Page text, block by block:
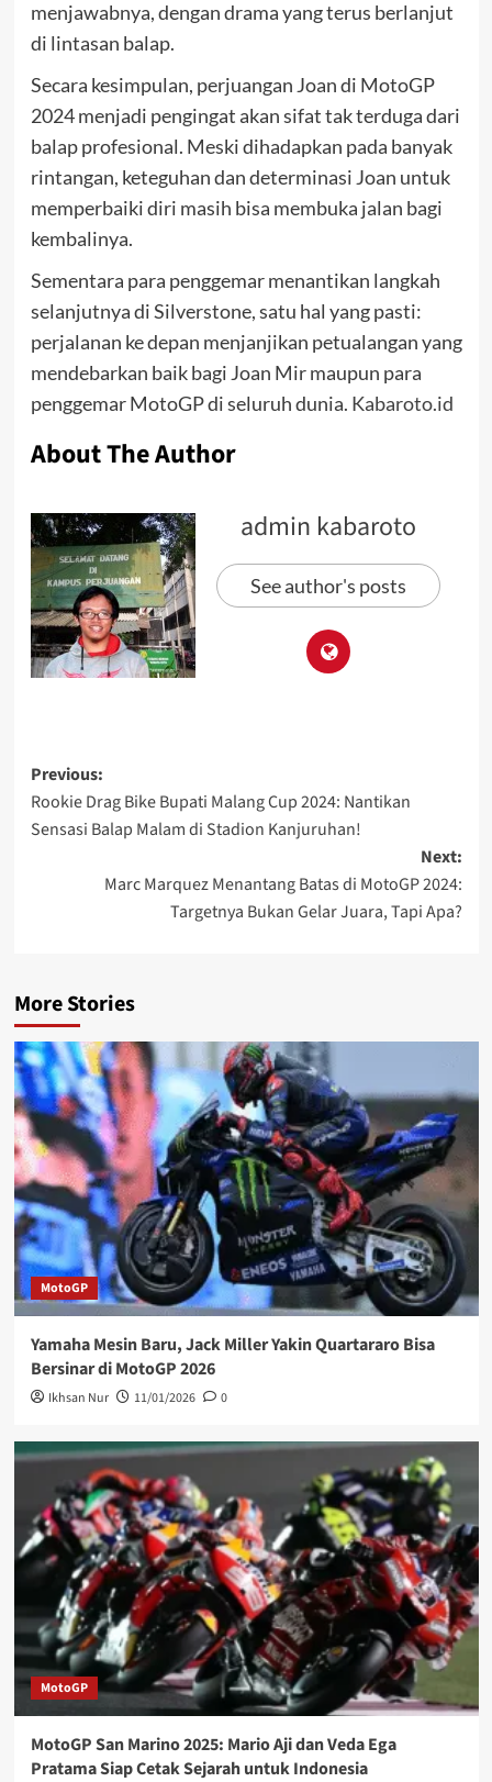
menjawabnya, dengan drama yang terus berlanjut
di lintasan balap.
Secara kesimpulan, perjuangan Joan di MotoGP
2024 menjadi pengingat akan sifat tak terduga dari
balap profesional. Meski dihadapkan pada banyak
rintangan, keteguhan dan determinasi Joan untuk
memperbaiki diri masih bisa membuka jalan bagi
kembalinya.
Sementara para penggemar menantikan langkah
selanjutnya di Silverstone, satu hal yang pasti:
perjalanan ke depan menjanjikan petualangan yang
mendebarkan baik bagi Joan Mir maupun para
penggemar MotoGP di seluruh dunia. Kabaroto.id
About The Author
admin kabaroto
See author's posts
Previous:
Rookie Drag Bike Bupati Malang Cup 2024: Nantikan
Sensasi Balap Malam di Stadion Kanjuruhan!
Next:
Marc Marquez Menantang Batas di MotoGP 2024:
Targetnya Bukan Gelar Juara, Tapi Apa?
More Stories
MotoGP
Yamaha Mesin Baru, Jack Miller Yakin Quartararo Bisa
Bersinar di MotoGP 2026
Ikhsan Nur 11/01/2026 0
MotoGP
MotoGP San Marino 2025: Mario Aji dan Veda Ega
Pratama Siap Cetak Sejarah untuk Indonesia